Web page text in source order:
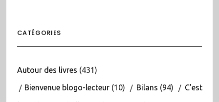
CATÉGORIES
Autour des livres (431)
Bienvenue blogo-lecteur(10) Bilans (94) C'est